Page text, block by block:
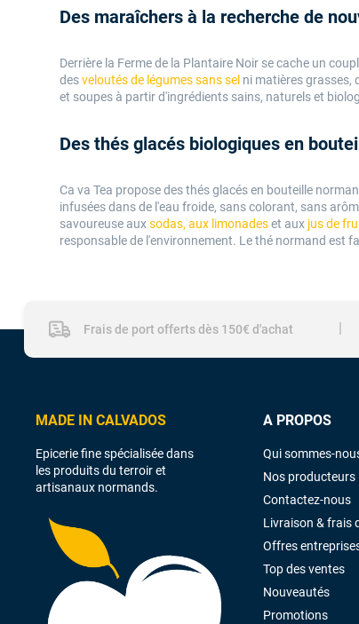
Des maraîchers à la recherche de
Derrière la Ferme de la Plantaire Noir se cache un
desveloutés de légumes sans sel ni matières grasses,
et soupes à partir d'ingrédients sains, naturels et
Des thés glacés biologiques en
Ca va Tea propose des thés glacés en bouteille
infusées dans de l'eau froide, sans colorant, sans
savoureuse auxsodas, aux limonadeset aux jus de
responsable de l'environnement. Le thé normand est
Frais de port offerts dès 150€ d'achat
MADE IN CALVADOS
Epicerie fine spécialisée dans
les produits du terroir et
artisanaux normands.
A PROPOS
Qui sommes-
Nos producteurs
Contactez-nous
Livraison & frais
Offres
Top des ventes
Nouveautés
Promotions